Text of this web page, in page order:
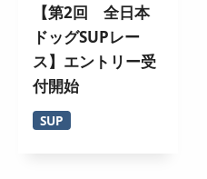
【第2回 全日本
ドッグSUPレー
ス】エントリー受
付開始
SUP